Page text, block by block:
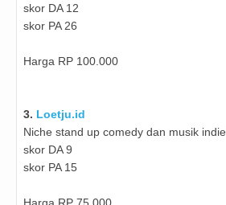
skor DA 12
skor PA 26
Harga RP 100.000
3. Loetju.id
Niche stand up comedy dan musik indie
skor DA 9
skor PA 15